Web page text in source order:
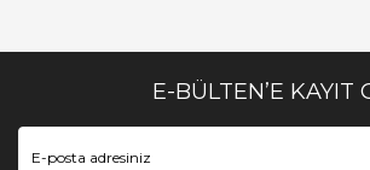
E-BÜLTEN’E KAYIT